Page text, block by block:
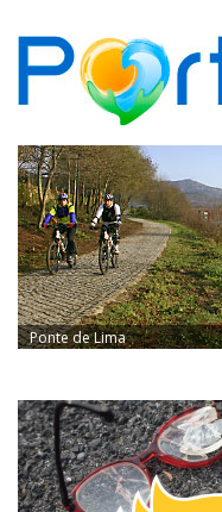
Ponte de Lima